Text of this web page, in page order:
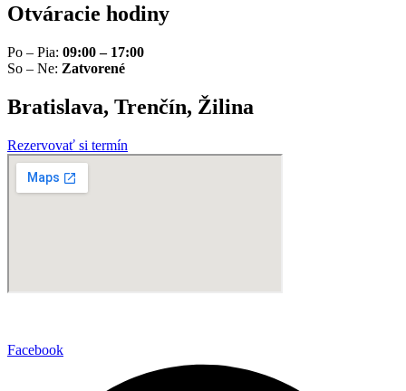
Otváracie hodiny
Po – Pia: 09:00 – 17:00
So – Ne: Zatvorené
Bratislava, Trenčín, Žilina
Rezervovať si termín
Facebook